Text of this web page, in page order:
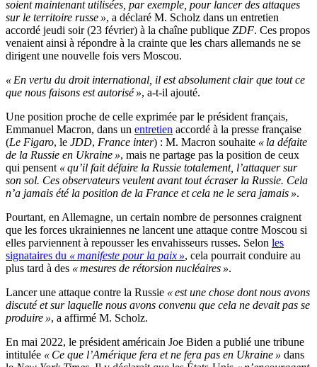
soient maintenant utilisées, par exemple, pour lancer des attaques
sur le territoire russe », a déclaré M. Scholz dans un entretien
accordé jeudi soir (23 février) à la chaîne publique ZDF. Ces propos
venaient ainsi à répondre à la crainte que les chars allemands ne se
dirigent une nouvelle fois vers Moscou.
« En vertu du droit international, il est absolument clair que tout ce
que nous faisons est autorisé », a-t-il ajouté.
Une position proche de celle exprimée par le président français,
Emmanuel Macron, dans un entretien accordé à la presse française
(Le Figaro, le JDD, France inter) : M. Macron souhaite « la défaite
de la Russie en Ukraine », mais ne partage pas la position de ceux
qui pensent « qu’il fait défaire la Russie totalement, l’attaquer sur
son sol. Ces observateurs veulent avant tout écraser la Russie. Cela
n’a jamais été la position de la France et cela ne le sera jamais ».
Pourtant, en Allemagne, un certain nombre de personnes craignent
que les forces ukrainiennes ne lancent une attaque contre Moscou si
elles parviennent à repousser les envahisseurs russes. Selon les
signataires du « manifeste pour la paix », cela pourrait conduire au
plus tard à des « mesures de rétorsion nucléaires ».
Lancer une attaque contre la Russie « est une chose dont nous avons
discuté et sur laquelle nous avons convenu que cela ne devait pas se
produire », a affirmé M. Scholz.
En mai 2022, le président américain Joe Biden a publié une tribune
intitulée « Ce que l’Amérique fera et ne fera pas en Ukraine » dans